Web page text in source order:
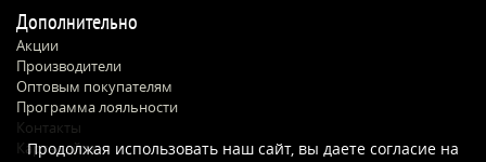
Дополнительно
Акции
Производители
Оптовым покупателям
Программа лояльности
Контакты
Карта сайта
Продолжая использовать наш сайт, вы даете согласие на